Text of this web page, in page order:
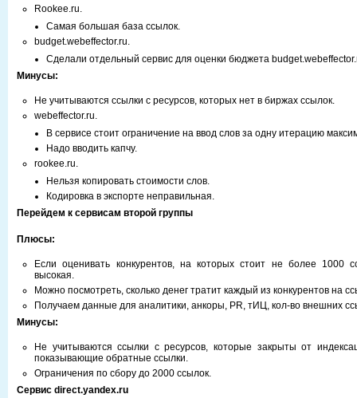
Rookee.ru.
Самая большая база ссылок.
budget.webeffector.ru.
Сделали отдельный сервис для оценки бюджета
Минусы:
Не учитываются ссылки с ресурсов, которых нет в биржах ссылок.
webeffector.ru.
В сервисе стоит ограничение на ввод слов за одну итерацию
Надо вводить капчу.
rookee.ru.
Нельзя копировать стоимости слов.
Кодировка в экспорте неправильная.
Перейдем к сервисам второй группы
Плюсы:
Если оценивать конкурентов, на которых стоит не более 1000
высокая.
Можно посмотреть, сколько денег тратит каждый из конкурентов на
Получаем данные для аналитики, анкоры, PR, тИЦ, кол-во внешних
Минусы:
Не учитываются ссылки с ресурсов, которые закрыты от
показывающие обратные ссылки.
Ограничения по сбору до 2000 ссылок.
Сервис direct.yandex.ru